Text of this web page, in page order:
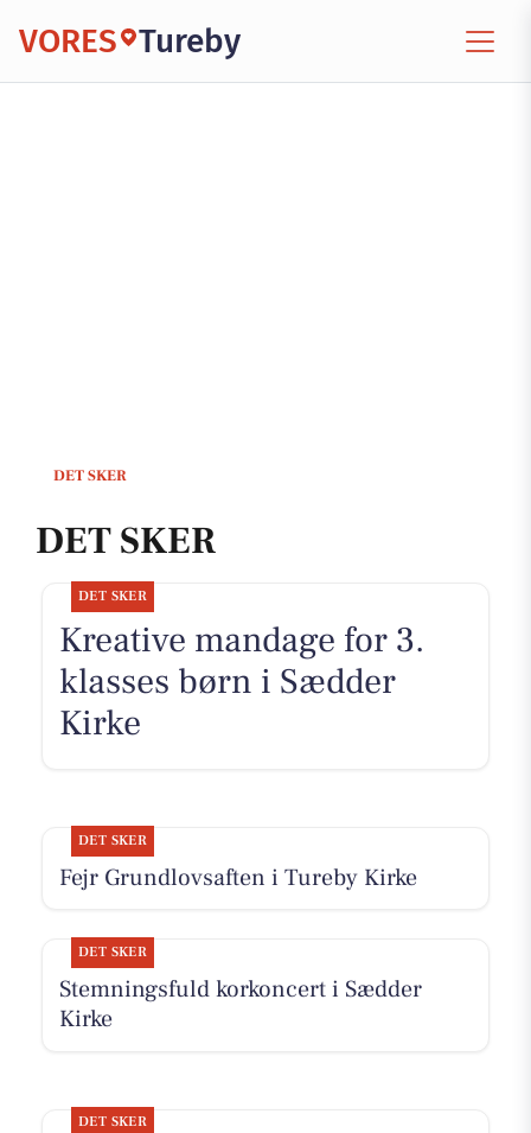
VORES Tureby
DET SKER
DET SKER
DET SKER
Kreative mandage for 3.
klasses børn i Sædder
Kirke
DET SKER
Fejr Grundlovsaften i Tureby Kirke
DET SKER
Stemningsfuld korkoncert i Sædder
Kirke
DET SKER